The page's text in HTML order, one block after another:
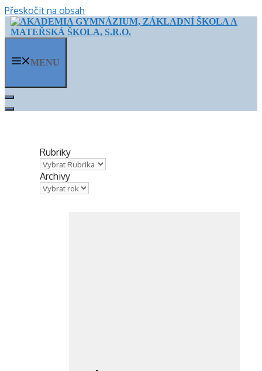
Přeskočit na obsah
MENU
Rubriky
Archivy